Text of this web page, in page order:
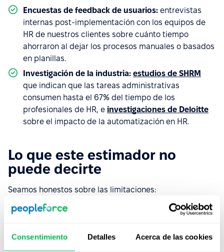
Consentimiento Detalles Acerca de las cookies
Encuestas de feedback de usuarios: entrevistas
internas post-implementación con los equipos de
HR de nuestros clientes sobre cuánto tiempo
ahorraron al dejar los procesos manuales o basados
en planillas.
Investigación de la industria: estudios de SHRM
que indican que las tareas administrativas
consumen hasta el 67% del tiempo de los
profesionales de HR, e investigaciones de Deloitte
sobre el impacto de la automatización en HR.
Lo que este estimador no
puede decirte
Seamos honestos sobre las limitaciones:
Tus resultados reales van a variar según tu
procesos actuales, más pronunciado será el ahorro